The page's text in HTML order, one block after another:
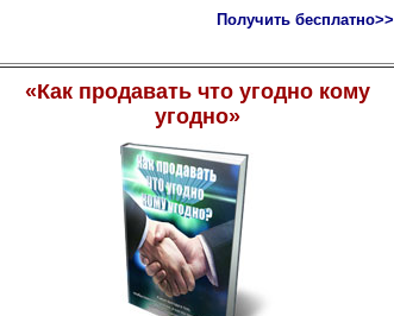
Получить бесплатно>>
«Как продавать что угодно кому
угодно»